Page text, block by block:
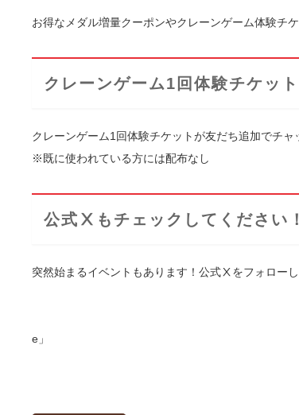
お得なメダル増量クーポンやクレーンゲーム体験チケ
クレーンゲーム1回体験チケッ
クレーンゲーム1回体験チケットが友だち追加でチャ
※既に使われている方には配布なし
公式Ⅹもチェックしてください！
突然始まるイベントもあります
→「
e」